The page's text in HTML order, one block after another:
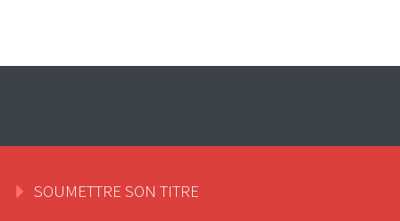
SOUMETTRE SON TITRE